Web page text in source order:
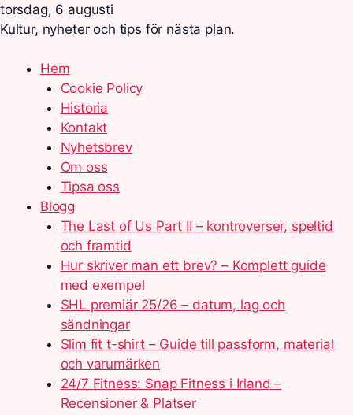
torsdag, 6 augusti
Kultur, nyheter och tips för nästa plan.
Hem
Cookie Policy
Historia
Kontakt
Nyhetsbrev
Om oss
Tipsa oss
Blogg
The Last of Us Part II – kontroverser, speltid
och framtid
Hur skriver man ett brev? – Komplett guide
med exempel
SHL premiär 25/26 – datum, lag och
sändningar
Slim fit t-shirt – Guide till passform, material
och varumärken
24/7 Fitness: Snap Fitness i Irland –
Recensioner & Platser